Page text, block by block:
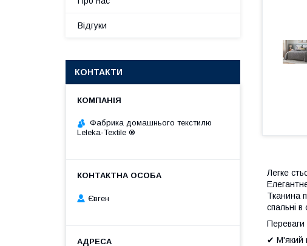
Легке
Тканина
спальні
Переваги
✔ М'який
Відгуки
КОНТАКТИ
Фабрика домашнього текстилю
Leleka-Textile ®
Євген